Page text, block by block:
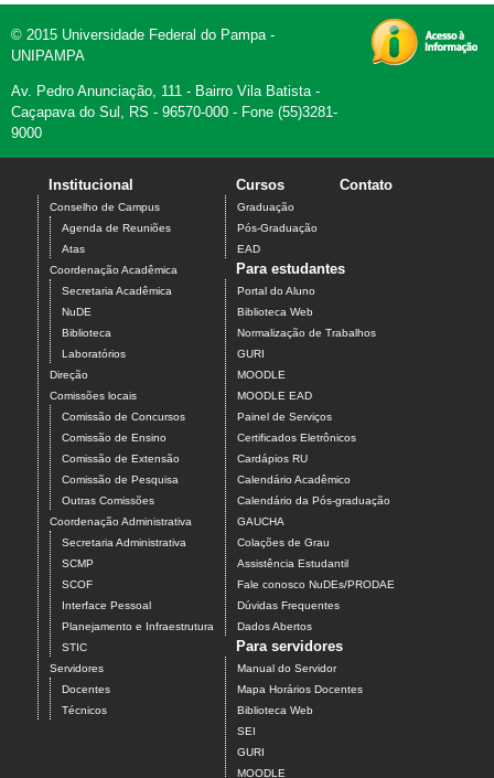
© 2015 Universidade Federal do Pampa -
UNIPAMPA
Av. Pedro Anunciação, 111 - Bairro Vila Batista -
Caçapava do Sul, RS - 96570-000 - Fone (55)3281-
9000
Institucional
Conselho de Campus
Agenda de Reuniões
Atas
Coordenação Acadêmica
Secretaria Acadêmica
NuDE
Biblioteca
Laboratórios
Direção
Comissões locais
Comissão de Concursos
Comissão de Ensino
Comissão de Extensão
Comissão de Pesquisa
Outras Comissões
Coordenação Administrativa
Secretaria Administrativa
SCMP
SCOF
Interface Pessoal
Planejamento e Infraestrutura
STIC
Servidores
Docentes
Técnicos
Cursos
Graduação
Pós-Graduação
EAD
Contato
Para estudantes
Portal do Aluno
Biblioteca Web
Normalização de Trabalhos
GURI
MOODLE
MOODLE EAD
Painel de Serviços
Certificados Eletrônicos
Cardápios RU
Calendário Acadêmico
Calendário da Pós-graduação
GAUCHA
Colações de Grau
Assistência Estudantil
Fale conosco NuDEs/PRODAE
Dúvidas Frequentes
Dados Abertos
Para servidores
Manual do Servidor
Mapa Horários Docentes
Biblioteca Web
SEI
GURI
MOODLE